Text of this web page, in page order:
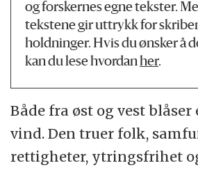
og forskernes egne tekster.
tekstene gir uttrykk for
holdninger. Hvis du ønsker å
kan du lese hvordanher.
Både fra øst og vest
vind. Den truer folk,
rettigheter, ytringsfrihet